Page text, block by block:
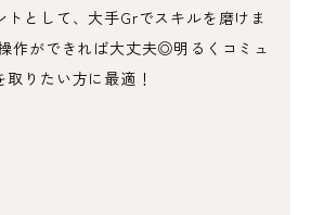
トとして、大手Grでスキルを磨けま
作ができれば大丈夫◎明るくコミュ
取りたい方に最適！